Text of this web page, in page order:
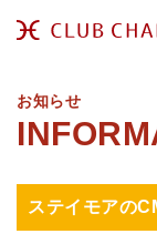
お知らせ
ステイモアの